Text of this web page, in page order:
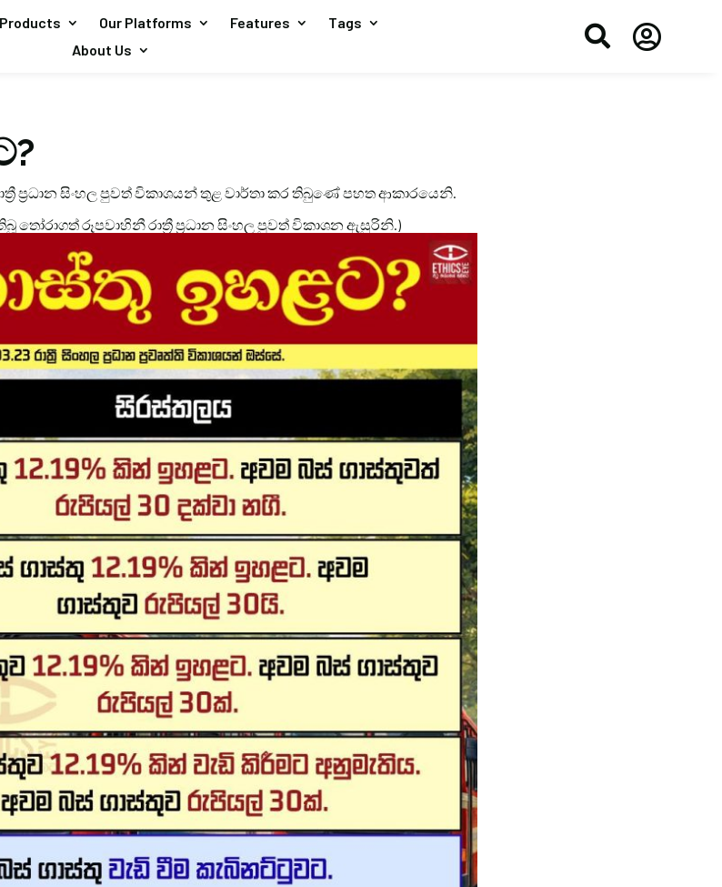
Our Platforms Features
Tags
About Us
 
ප්‍රධාන සිංහල පුවත් විකාශයන් තුළ වාර්තා කර තිබුණේ පහත ආකාරයෙනි.
තිබූ තෝරාගත් රූපවාහිනී රාත්‍රී ප්‍රධාන සිංහල පුවත් විකාශන ඇසුරිනි.)